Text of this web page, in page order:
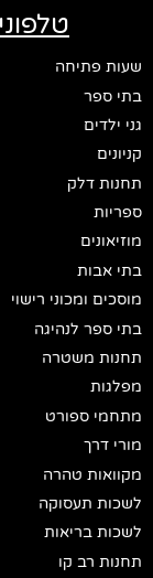
שעות פתיחה
בתי ספר
גני ילדים
קניונים
תחנות דלק
ספריות
מוזיאונים
בתי אבות
מוסכים ומכוני רישוי
בתי ספר לנהיגה
תחנות משטרה
מפלגות
מתחמי ספורט
מורי דרך
מקוואות טהרה
לשכות תעסוקה
לשכות בריאות
תחנות רב קו